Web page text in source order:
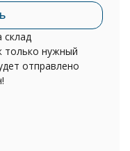
склад
только нужный
отправлено